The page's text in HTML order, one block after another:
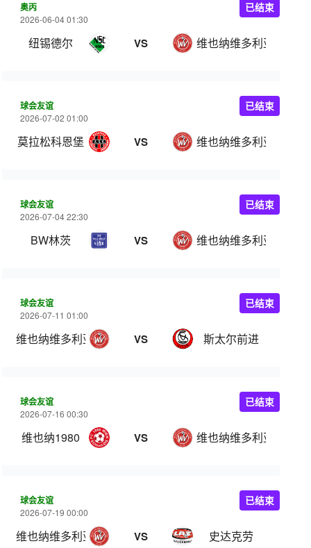
奥丙
2026-06-04 01:30
纽锡德尔 VS 维也纳维多利亚
已结束
球会友谊
2026-07-02 01:00
莫拉松科恩堡 VS 维也纳维多利亚
已结束
球会友谊
2026-07-04 22:30
BW林茨 VS 维也纳维多利亚
已结束
球会友谊
2026-07-11 01:00
维也纳维多利亚 VS 斯太尔前进
已结束
球会友谊
2026-07-16 00:30
维也纳1980 VS 维也纳维多利亚
已结束
球会友谊
2026-07-19 00:00
维也纳维多利亚 VS 史达克劳
已结束